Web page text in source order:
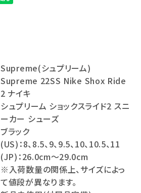
Supreme(シュプリーム)
Supreme 22SS Nike Shox Ride
2 ナイキ
シュプリーム ショックスライド2 スニ
ーカー シューズ
ブラック
(US)：8、8.5、9、9.5、10、10.5、11
(JP)：26.0cm～29.0cm
※入荷数量の関係上、サイズによっ
て値段が異なります。